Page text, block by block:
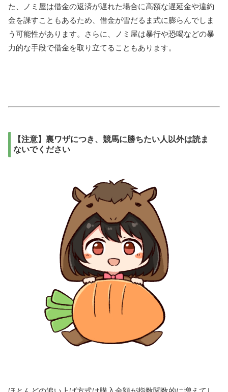
た、ノミ屋は借金の返済が遅れた場合に高額な遅延金や違約
金を課すこともあるため、借金が雪だるま式に膨らんでしま
う可能性があります。さらに、ノミ屋は暴行や恐喝などの暴
力的な手段で借金を取り立てることもあります。
【注意】裏ワザにつき、競馬に勝ちたい人以外は読ま
ないでください